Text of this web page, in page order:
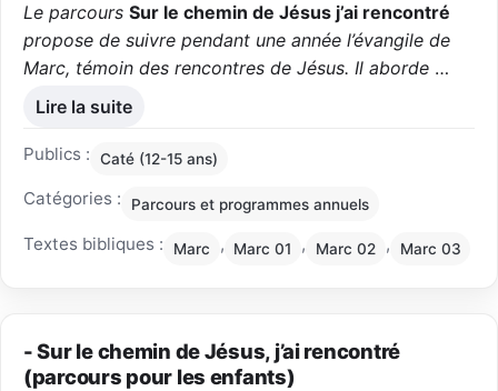
Le parcours Sur le chemin de Jésus j’ai rencontré
propose de suivre pendant une année l’évangile de
Marc, témoin des rencontres de Jésus. Il aborde …
Lire la suite
Publics : Caté (12-15 ans)
Catégories : Parcours et programmes annuels
Textes bibliques : Marc , Marc 01 , Marc 02 , Marc 03
- Sur le chemin de Jésus, j’ai rencontré
(parcours pour les enfants)